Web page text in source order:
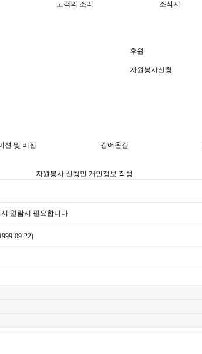
고객의 소리
소식지
후원
자원봉사신청
션 및 비전 걸어온길
자원봉사 신청인 개인정보 작성
열람시 필요합니다.
09-22)